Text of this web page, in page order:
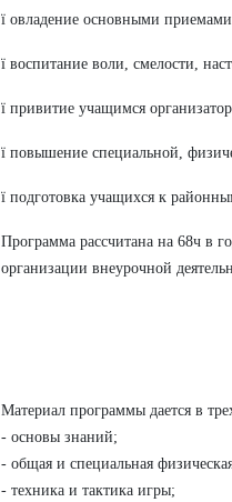
ï овладение основными
ï воспитание воли, смелости,
ï привитие учащимся
ï повышение специальной,
ï подготовка учащихся к
Программа рассчитана на 68ч в
организации внеурочной
Материал программы дается в
- основы знаний;
- общая и специальная
- техника и тактика игры;